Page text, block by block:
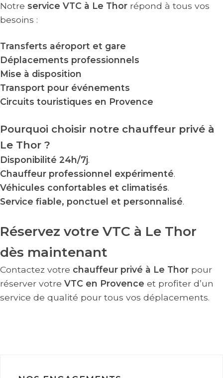
Notre service VTC à Le Thor répond à tous vos
besoins :
Transferts aéroport et gare
Déplacements professionnels
Mise à disposition
Transport pour événements
Circuits touristiques en Provence
Pourquoi choisir notre chauffeur privé à
Le Thor ?
Disponibilité 24h/7j.
Chauffeur professionnel expérimenté.
Véhicules confortables et climatisés.
Service fiable, ponctuel et personnalisé.
Réservez votre VTC à Le Thor
dès maintenant
Contactez votre chauffeur privé à Le Thor pour
réserver votre VTC en Provence et profiter d’un
service de qualité pour tous vos déplacements.